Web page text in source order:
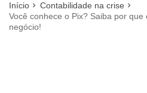
Início
Contabilidade na crise
Você conhece o Pix? Saiba por
negócio!